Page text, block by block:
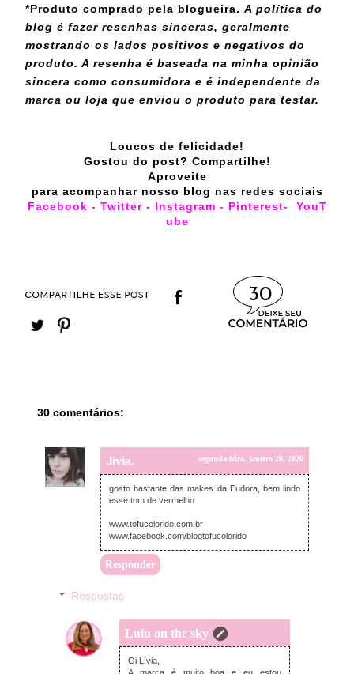
*Produto comprado pela blogueira. A política do
blog é fazer resenhas sinceras, geralmente
mostrando os lados positivos e negativos do
produto. A resenha é baseada na minha opinião
sincera como consumidora e é independente da
marca ou loja que enviou o produto para testar.
Loucos de felicidade!
Gostou do post? Compartilhe!
Aproveite
para acompanhar nosso blog nas redes sociais
Facebook - Twitter- Instagram - Pinterest-
YouT
ube
30
30 comentários:
.lívia. segunda-feira, janeiro 20, 2020
gosto bastante das makes da Eudora, bem lindo
esse tom de vermelho
www.tofucolorido.com.br
www.facebook.com/blogtofucolorido
Responder
Respostas
Lulu on the sky
segunda-feira, janeiro 20, 2020
Oi Lívia,